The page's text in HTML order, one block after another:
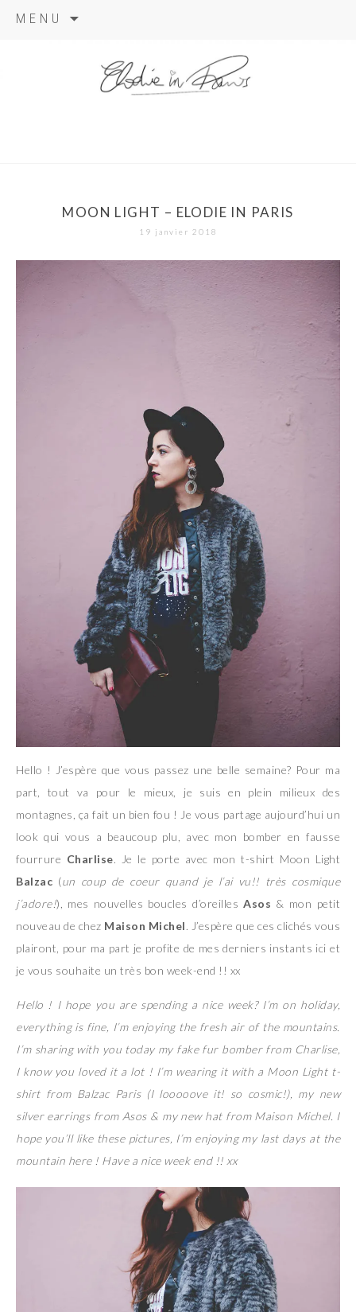
MENU
MOON LIGHT – ELODIE IN PARIS
19 janvier 2018
Hello ! J’espère que vous passez une belle semaine? Pour ma
part, tout va pour le mieux, je suis en plein milieux des
montagnes, ça fait un bien fou ! Je vous partage aujourd’hui un
look qui vous a beaucoup plu, avec mon bomber en fausse
fourrure Charlise. Je le porte avec mon t-shirt Moon Light
Balzac (un coup de coeur quand je l’ai vu!! très cosmique
j’adore!), mes nouvelles boucles d’oreillesAsos & mon petit
nouveau de chez Maison Michel. J’espère que ces clichés vous
plairont, pour ma part je profite de mes derniers instants ici et
je vous souhaite un très bon week-end !! xx
Hello ! I hope you are spending a nice week? I’m on holiday,
everything is fine, I’m enjoying the fresh air of the mountains.
I’m sharing with you today my fake fur bomber from Charlise,
I know you loved it a lot ! I’m wearing it with a Moon Light t-
shirt from Balzac Paris (I looooove it! so cosmic!), my new
silver earrings from Asos & my new hat from Maison Michel. I
hope you’ll like these pictures, I’m enjoying my last days at the
mountain here ! Have a nice week end !! xx